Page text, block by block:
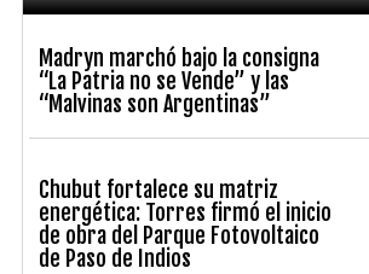
Madryn marchó bajo la consigna
“La Patria no se Vende” y las
“Malvinas son Argentinas”
Chubut fortalece su matriz
energética: Torres firmó el inicio
de obra del Parque Fotovoltaico
de Paso de Indios